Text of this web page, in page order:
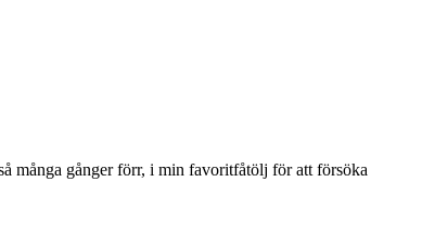
många gånger förr, i min favoritfåtölj för att försöka